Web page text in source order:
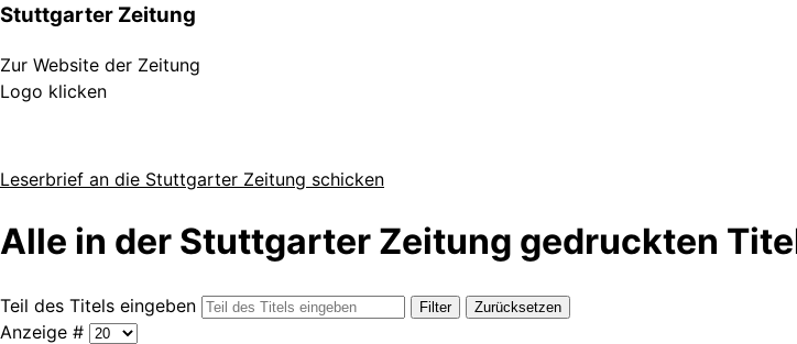
Stuttgarter Zeitung
Zur Website der Zeitung
Logo klicken
Leserbrief an die Stuttgarter Zeitung schicken
Alle in der Stuttgarter Zeitung gedruckten
Teil des Titels eingeben Filter Zurücksetzen
Anzeige #